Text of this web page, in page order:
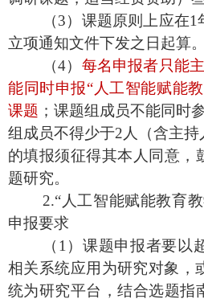
（3）课题原则上应在1
立项通知文件下发之日起算。
（4） 每名申报者只能
能同时申报“人工智能赋能
课题 ；课题组成员不能同时
组成员不得少于2人（含主
的填报须征得其本人同意，
题研究。
2.“人工智能赋能教育
申报要求
（ 1）课题申报者要以
相关系统应用为研究对象，
统为研究平台，结合选题指